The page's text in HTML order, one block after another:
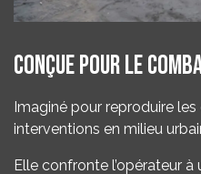
Conçue pour le
Imaginé pour reproduire
interventions en milieu
Elle confronte l’opérateur à